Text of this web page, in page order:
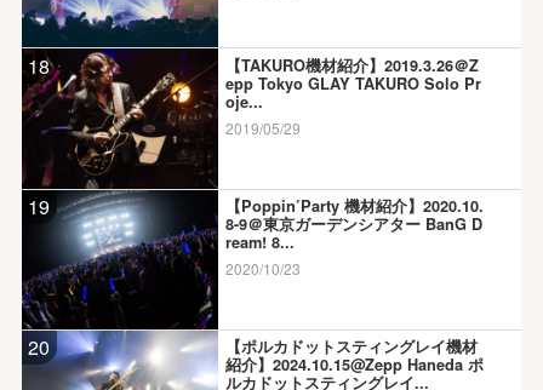
18
【TAKURO機材紹介】2019.3.26＠Z
epp Tokyo GLAY TAKURO Solo Pr
oje...
2019/05/29
19
【Poppin’Party 機材紹介】2020.10.
8-9＠東京ガーデンシアター BanG D
ream! 8...
2020/10/23
20
【ポルカドットスティングレイ機材
紹介】2024.10.15@Zepp Haneda ポ
ルカドットスティングレイ...